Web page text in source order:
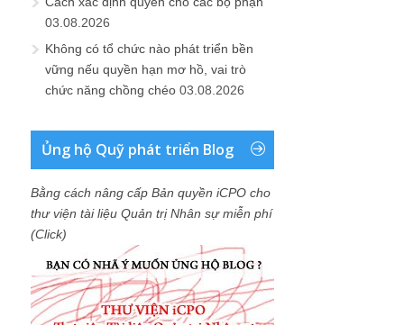
03.08.2026
Không có tổ chức nào phát triển bền
vững nếu quyền hạn mơ hồ, vai trò
chức năng chồng chéo 03.08.2026
Ủng hộ Quỹ phát triển Blog
Bằng cách nâng cấp Bản quyền iCPO cho
thư viện tài liệu Quản trị Nhân sự miễn phí
(Click)